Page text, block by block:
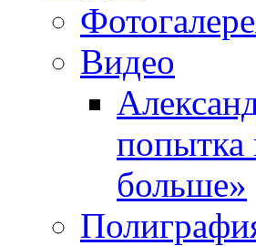
Видео
попытка
больше»